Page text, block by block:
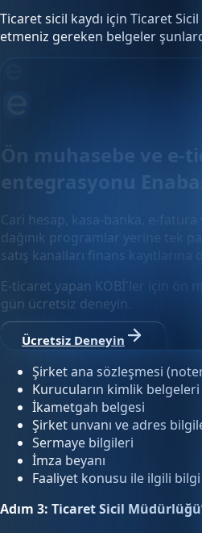
Ticaret sicil kaydı için Ticaret
etmeniz gereken belgeler
Ön muhasebe ve e-
entegrasyonu
Cari hesap, kasa-banka, e-fatura
dağınık programlar yerine tek
satış kanalları finans kayıtlarına
E-ticaret yapan KOBİ'ler için ön
gün ücretsiz deneyin.
Ücretsiz Deneyin
Şirket ana sözleşmesi
Kurucuların kimlik belgeleri
İkametgah belgesi
Şirket unvanı ve adres
Sermaye bilgileri
İmza beyanı
Faaliyet konusu ile ilgili bilgi
Adım 3: Ticaret Sicil